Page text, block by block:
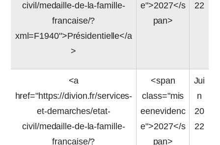
civil/medaille-de-la-famille-
francaise/?
xml=F1940">Présidentielle</a
>
e">2027</s
pan>
22
<a
href="https://divion.fr/services-
et-demarches/etat-
civil/medaille-de-la-famille-
francaise/?
<span
class="mis
eenevidenc
e">2027</s
pan>
Jui
n
20
22